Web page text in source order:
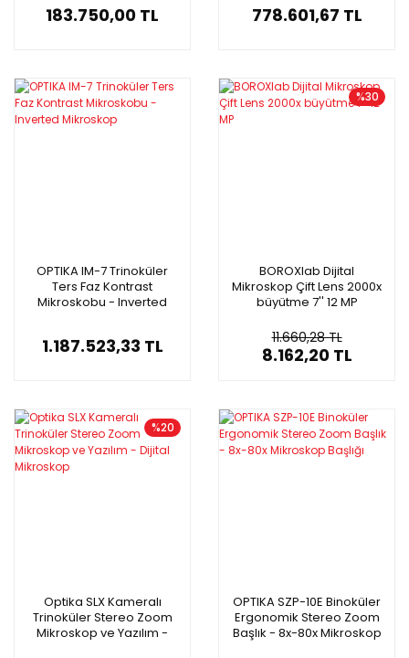
183.750,00 TL 778.601,67 TL
OPTIKA IM-7 Trinoküler
Ters Faz Kontrast
Mikroskobu - Inverted
1.187.523,33 TL
%30
BOROXlab Dijital
Mikroskop Çift Lens 2000x
büyütme 7'' 12 MP
11.660,28 TL
8.162,20 TL
%20
Optika SLX Kameralı
Trinoküler Stereo Zoom
Mikroskop ve Yazılım -
OPTIKA SZP-10E Binoküler
Ergonomik Stereo Zoom
Başlık - 8x-80x Mikroskop